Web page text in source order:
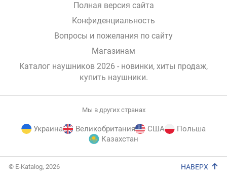
Полная версия сайта
Конфиденциальность
Вопросы и пожелания по сайту
Магазинам
Каталог наушников 2026 - новинки, хиты продаж,
купить наушники.
Мы в других странах
Украина Великобритания США
Польша
Казахстан
© E-Katalog, 2026 НАВЕРХ